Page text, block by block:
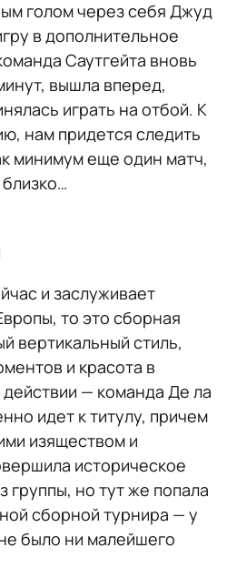
голом через себя Джуд
в дополнительное
Саутгейта вновь
вышла вперед,
играть на отбой. К
нам придется следить
минимум еще один матч,
и заслуживает
то это сборная
вертикальный стиль,
и красота в
— команда Де ла
идет к титулу, причем
изяществом и
историческое
группы, но тут же попала
сборной турнира — у
было ни малейшего